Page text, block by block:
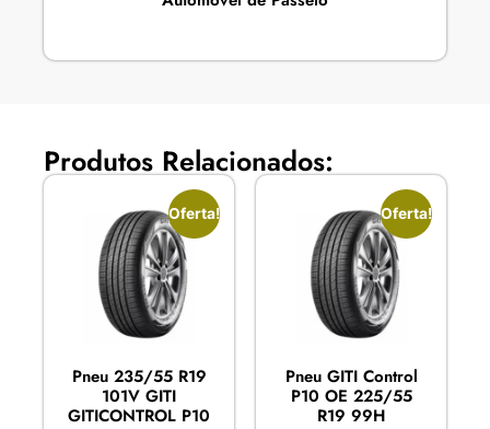
Produtos Relacionados:
Oferta!
Pneu 235/55 R19
101V GITI
GITICONTROL P10
Oferta!
Pneu GITI Control
P10 OE 225/55
R19 99H